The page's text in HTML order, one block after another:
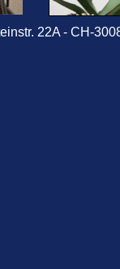
22A - CH-